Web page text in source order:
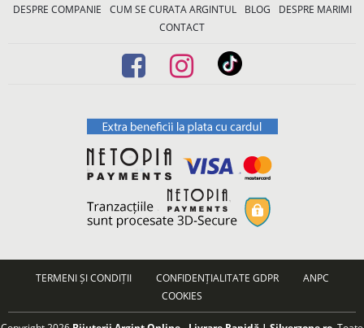
DESPRE COMPANIE CUM SE CURATA ARGINTUL BLOG
DESPRE MARIMI
CONTACT
TERMENI ȘI CONDIȚII CONFIDENȚIALITATE GDPR
ANPC
COOKIES